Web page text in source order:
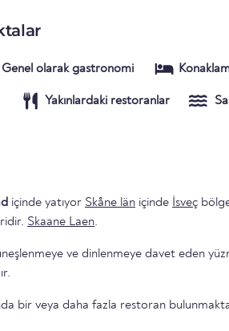
Genel olarak gastronomi
Yakınlardaki restoranlar
içinde yatıyor Skåne län içinde İsveç
Skaane Laen.
ve dinlenmeye davet eden
bir veya daha fazla restoran